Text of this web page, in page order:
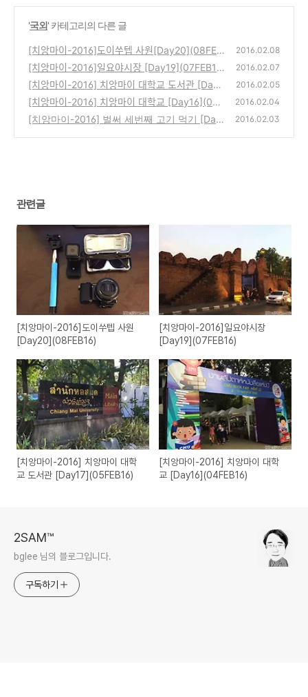
'국외' 카테고리의 다른 글
[치앙마이-2016]도이쑤텝 사원[Day20](08FEB
16)
(0)
2016.02.08
[치앙마이-2016]일요야시장 [Day19](07FEB1
6)
(0)
2016.02.07
[치앙마이-2016] 치앙마이 대학교 도서관 [Day1
7](05FEB16)
(2)
2016.02.05
[치앙마이-2016] 치앙마이 대학교 [Day16](04F
EB16)
(0)
2016.02.04
[치앙마이-2016] 벌써 세번째 고기 먹기 [Day
2016.02.03
관련글
[치앙마이-2016]도이쑤텝 사원
[Day20](08FEB16)
[치앙마이-2016]일요야시장
[Day19](07FEB16)
[치앙마이-2016] 치앙마이 대학
교 도서관 [Day17](05FEB16)
[치앙마이-2016] 치앙마이 대학
교 [Day16](04FEB16)
2SAM™
bglee 님의 블로그입니다.
구독하기